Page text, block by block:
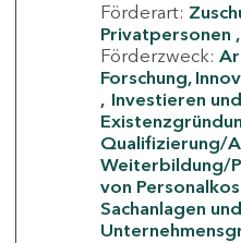
Förderart:
Privatpersonen
Förderzweck:
Forschung,
Investieren
Qualifizierung/
Weiterbildung/
von
Sachanlagen